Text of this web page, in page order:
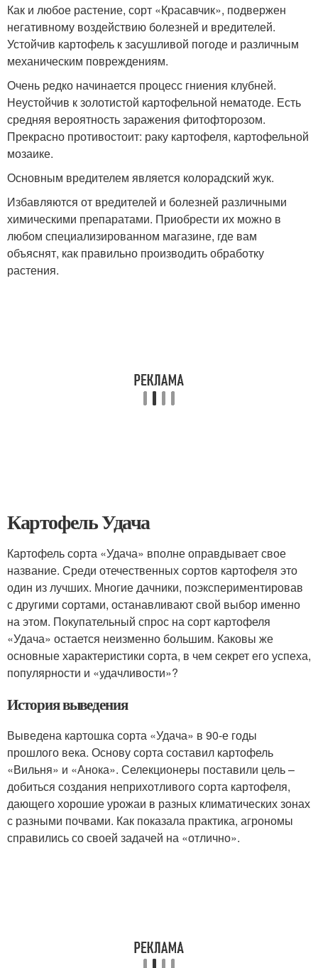
Как и любое растение, сорт «Красавчик», подвержен
негативному воздействию болезней и вредителей.
Устойчив картофель к засушливой погоде и различным
механическим повреждениям.
Очень редко начинается процесс гниения клубней.
Неустойчив к золотистой картофельной нематоде. Есть
средняя вероятность заражения фитофторозом.
Прекрасно противостоит: раку картофеля, картофельной
мозаике.
Основным вредителем является колорадский жук.
Избавляются от вредителей и болезней различными
химическими препаратами. Приобрести их можно в
любом специализированном магазине, где вам
объяснят, как правильно производить обработку
растения.
Картофель Удача
Картофель сорта «Удача» вполне оправдывает свое
название. Среди отечественных сортов картофеля это
один из лучших. Многие дачники, поэкспериментировав
с другими сортами, останавливают свой выбор именно
на этом. Покупательный спрос на сорт картофеля
«Удача» остается неизменно большим. Каковы же
основные характеристики сорта, в чем секрет его успеха,
популярности и «удачливости»?
История выведения
Выведена картошка сорта «Удача» в 90-е годы
прошлого века. Основу сорта составил картофель
«Вильня» и «Анока». Селекционеры поставили цель –
добиться создания неприхотливого сорта картофеля,
дающего хорошие урожаи в разных климатических зонах
с разными почвами. Как показала практика, агрономы
справились со своей задачей на «отлично».